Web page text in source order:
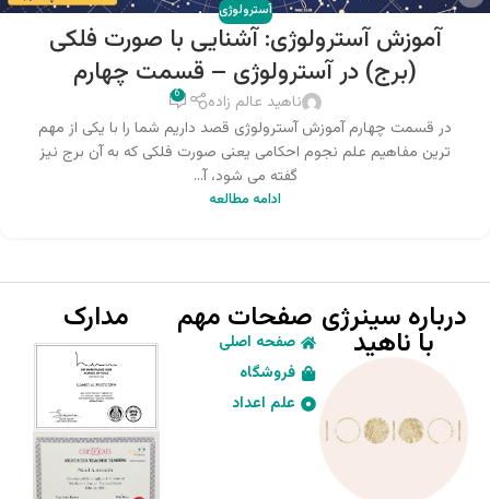
آسترولوژی
آموزش آسترولوژی: آشنایی با صورت فلکی
(برج) در آسترولوژی – قسمت چهارم
ناهید عالم زاده 6
در قسمت چهارم آموزش آسترولوژی قصد داریم شما را با یکی از مهم
ترین مفاهیم علم نجوم احکامی یعنی صورت فلکی که به آن برج نیز
گفته می شود، آ...
ادامه مطالعه
درباره سینرژی
با ناهید
صفحات مهم
صفحه اصلی
فروشگاه
علم اعداد
مدارک